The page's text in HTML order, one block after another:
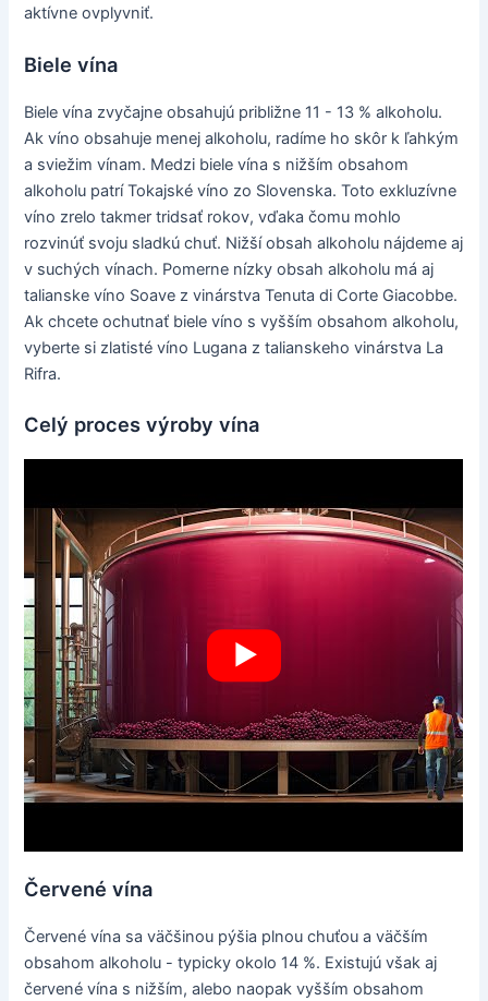
aktívne ovplyvniť.
Biele vína
Biele vína zvyčajne obsahujú približne 11 - 13 % alkoholu.
Ak víno obsahuje menej alkoholu, radíme ho skôr k ľahkým
a sviežim vínam. Medzi biele vína s nižším obsahom
alkoholu patrí Tokajské víno zo Slovenska. Toto exkluzívne
víno zrelo takmer tridsať rokov, vďaka čomu mohlo
rozvinúť svoju sladkú chuť. Nižší obsah alkoholu nájdeme aj
v suchých vínach. Pomerne nízky obsah alkoholu má aj
talianske víno Soave z vinárstva Tenuta di Corte Giacobbe.
Ak chcete ochutnať biele víno s vyšším obsahom alkoholu,
vyberte si zlatisté víno Lugana z talianskeho vinárstva La
Rifra.
Celý proces výroby vína
Červené vína
Červené vína sa väčšinou pýšia plnou chuťou a väčším
obsahom alkoholu - typicky okolo 14 %. Existujú však aj
červené vína s nižším, alebo naopak vyšším obsahom